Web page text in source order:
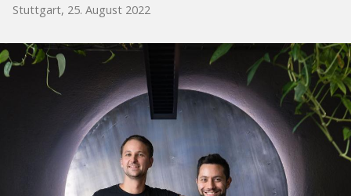
Stuttgart, 25. August 2022